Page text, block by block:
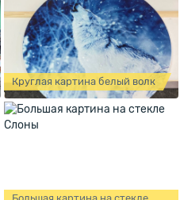
Круглая картина белый волк